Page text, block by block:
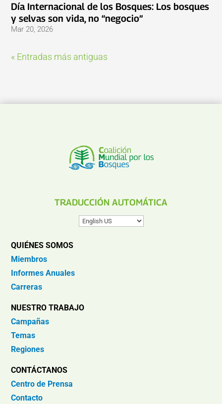
Día Internacional de los Bosques: Los bosques
y selvas son vida, no “negocio”
Mar 20, 2026
« Entradas más antiguas
TRADUCCIÓN AUTOMÁTICA
QUIÉNES SOMOS
Miembros
Informes Anuales
Carreras
NUESTRO TRABAJO
Campañas
Temas
Regiones
CONTÁCTANOS
Centro de Prensa
Contacto